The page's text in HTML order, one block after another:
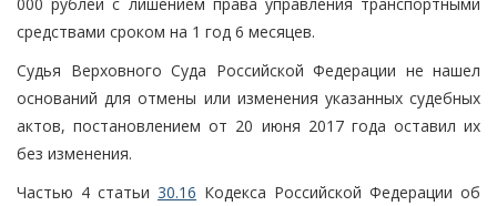
средствами сроком на 1 год 6 месяцев.
Судья Верховного Суда Российской Федерации не нашел
оснований для отмены или изменения указанных судебных
актов, постановлением от 20 июня 2017 года оставил их
без изменения.
Частью 4 статьи 30.16 Кодекса Российской Федерации об